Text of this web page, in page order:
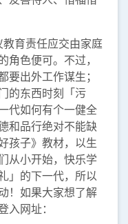
育责任应交由家庭
色便可。不过，
出外工作谋生；
的东西时刻「污
代如何有个一健全
和品行绝对不能缺
孩子》教材，以生
从小开始，快乐学
」的下一代，所以
！如果大家想了解
网址：